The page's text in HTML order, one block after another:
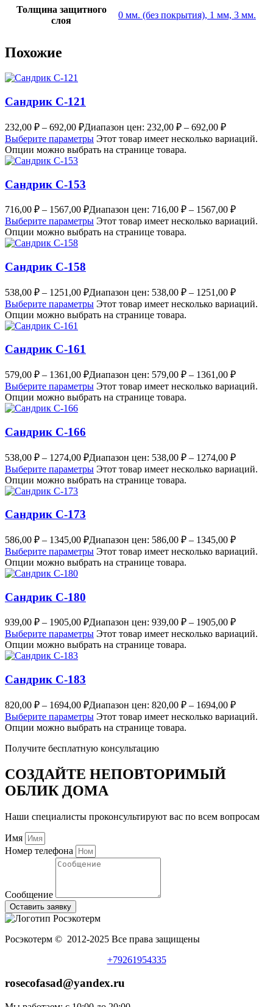
Толщина защитного
слоя
0 мм. (без покрытия), 1 мм, 3 мм.
Похожие
Сандрик С-121
232,00 ₽ – 692,00 ₽Диапазон цен: 232,00 ₽ – 692,00 ₽
Выберите параметры Этот товар имеет несколько вариаций.
Опции можно выбрать на странице товара.
Сандрик С-153
716,00 ₽ – 1567,00 ₽Диапазон цен: 716,00 ₽ – 1567,00 ₽
Выберите параметры Этот товар имеет несколько вариаций.
Опции можно выбрать на странице товара.
Сандрик С-158
538,00 ₽ – 1251,00 ₽Диапазон цен: 538,00 ₽ – 1251,00 ₽
Выберите параметры Этот товар имеет несколько вариаций.
Опции можно выбрать на странице товара.
Сандрик С-161
579,00 ₽ – 1361,00 ₽Диапазон цен: 579,00 ₽ – 1361,00 ₽
Выберите параметры Этот товар имеет несколько вариаций.
Опции можно выбрать на странице товара.
Сандрик С-166
538,00 ₽ – 1274,00 ₽Диапазон цен: 538,00 ₽ – 1274,00 ₽
Выберите параметры Этот товар имеет несколько вариаций.
Опции можно выбрать на странице товара.
Сандрик С-173
586,00 ₽ – 1345,00 ₽Диапазон цен: 586,00 ₽ – 1345,00 ₽
Выберите параметры Этот товар имеет несколько вариаций.
Опции можно выбрать на странице товара.
Сандрик С-180
939,00 ₽ – 1905,00 ₽Диапазон цен: 939,00 ₽ – 1905,00 ₽
Выберите параметры Этот товар имеет несколько вариаций.
Опции можно выбрать на странице товара.
Сандрик С-183
820,00 ₽ – 1694,00 ₽Диапазон цен: 820,00 ₽ – 1694,00 ₽
Выберите параметры Этот товар имеет несколько вариаций.
Опции можно выбрать на странице товара.
Получите бесплатную консультацию
СОЗДАЙТЕ НЕПОВТОРИМЫЙ
ОБЛИК ДОМА
Наши специалисты проконсультируют вас по всем вопросам
Имя
Номер телефона
Сообщение
Оставить заявку
Росэкотерм © 2012-2025 Все права защищены
+79261954335
rosecofasad@yandex.ru